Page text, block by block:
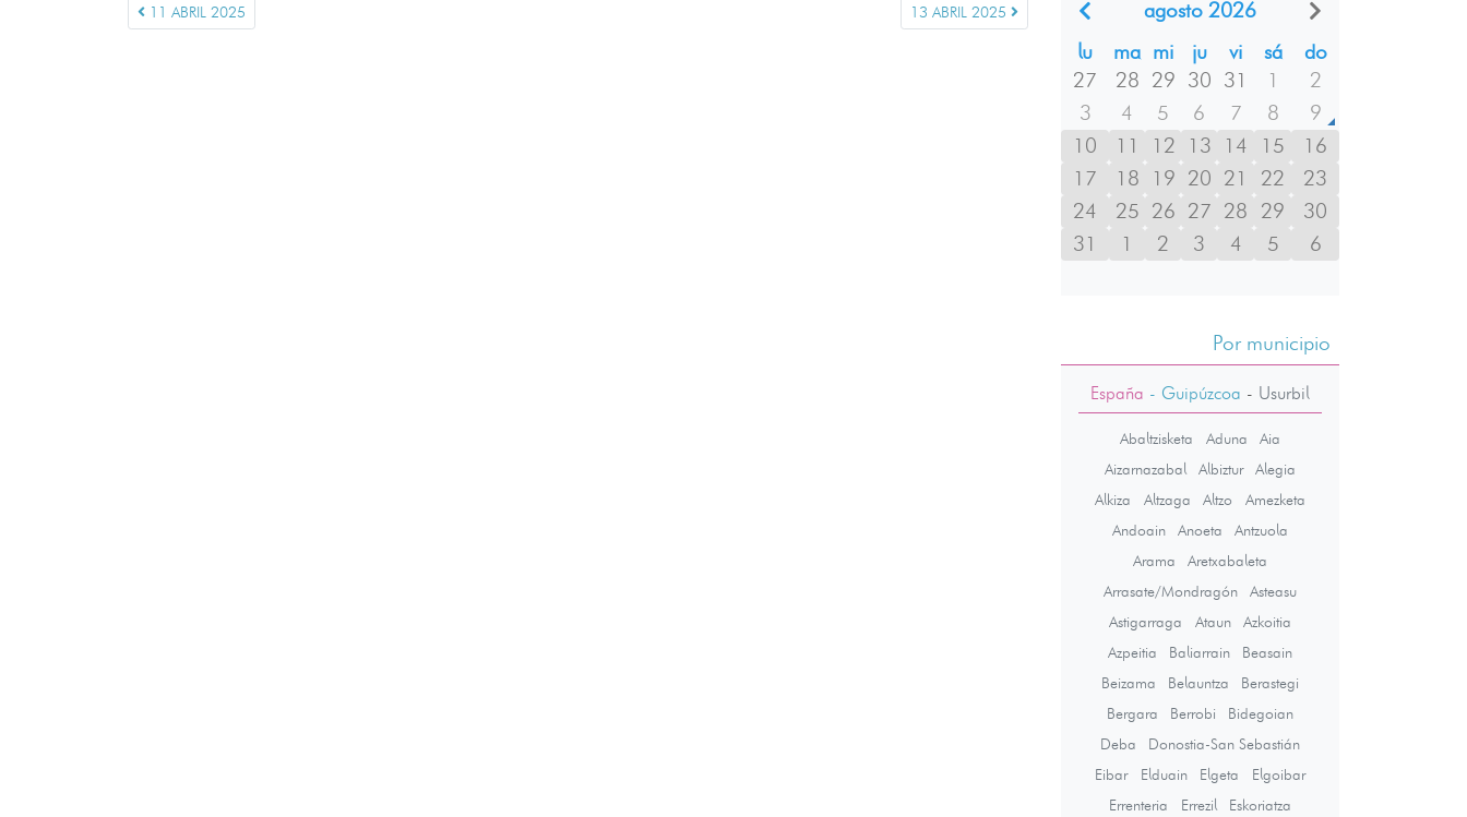
11 ABRIL 2025 13 ABRIL 2025
agosto 2026
lu
ma mi ju vi sá
do
27
28 29 30 31 1
2
3
4 5 6 7 8
9
10
11 12 13 14 15
16
17
18 19 20 21 22
23
24
25 26 27 28 29
30
31
1 2 3 4 5 6
Por municipio
España - Guipúzcoa - Usurbil
Abaltzisketa Aduna
Aia
Aizarnazabal
Albiztur
Alegia
Alkiza
Altzaga Altzo
Amezketa
Andoain
Anoeta
Antzuola
Arama
Aretxabaleta
Arrasate/Mondragón
Asteasu
Astigarraga
Ataun
Azkoitia
Azpeitia
Baliarrain
Beasain
Beizama
Belauntza
Berastegi
Bergara
Berrobi
Bidegoian
Deba
Donostia-San Sebastián
Eibar
Elduain Elgeta
Elgoibar
Errenteria
Errezil
Eskoriatza